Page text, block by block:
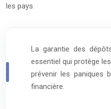
les pays.
La garantie des
essentiel qui protège
prévenir les paniques
financière.